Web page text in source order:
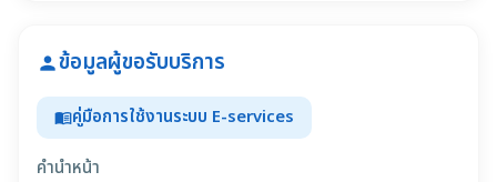
personข้อมูลผู้ขอรับบริการ
menu_bookคู่มือการใช้งานระบบ E-services
คำนำหน้า